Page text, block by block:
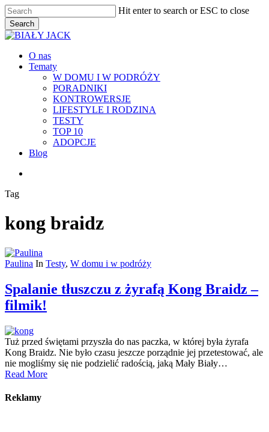
Skip
to
main
content
Hit enter to search or ESC to close
Search
Close
Menu
O nas
Tematy
W DOMU I W PODRÓŻY
PORADNIKI
KONTROWERSJE
LIFESTYLE I RODZINA
TESTY
TOP 10
ADOPCJE
Blog
Tag
kong braidz
Paulina In Testy, W domu i w podróży
Spalanie tłuszczu z żyrafą Kong Braidz –
filmik!
Tuż przed świętami przyszła do nas paczka, w której była żyrafa
Kong Braidz. Nie było czasu jeszcze porządnie jej przetestować, ale
nie mogliśmy się nie podzielić radością, jaką Mały Biały…
Read More
Reklamy